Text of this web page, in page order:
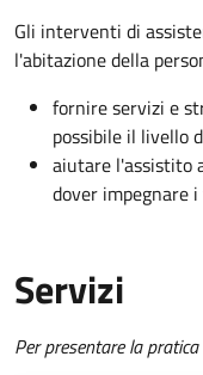
Gli interventi di
l'abitazione della
fornire servizi e
possibile il livello
aiutare l'assistito
dover impegnare
Servizi
Per presentare la